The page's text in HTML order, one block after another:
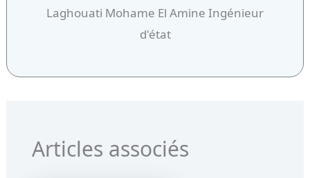
Laghouati Mohame El Amine Ingénieur
d'état
Articles associés